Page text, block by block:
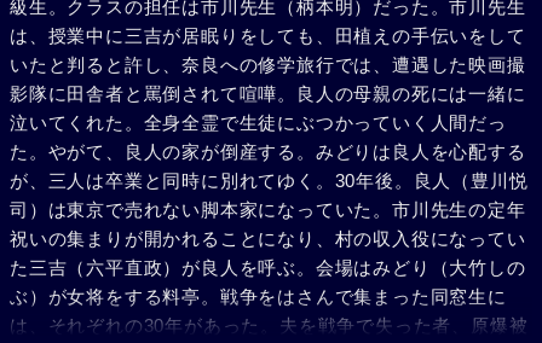
級生。クラスの担任は市川先生（柄本明）だった。市川先生
は、授業中に三吉が居眠りをしても、田植えの手伝いをして
いたと判ると許し、奈良への修学旅行では、遭遇した映画撮
影隊に田舎者と罵倒されて喧嘩。良人の母親の死には一緒に
泣いてくれた。全身全霊で生徒にぶつかっていく人間だっ
た。やがて、良人の家が倒産する。みどりは良人を心配する
が、三人は卒業と同時に別れてゆく。30年後。良人（豊川悦
司）は東京で売れない脚本家になっていた。市川先生の定年
祝いの集まりが開かれることになり、村の収入役になってい
た三吉（六平直政）が良人を呼ぶ。会場はみどり（大竹しの
ぶ）が女将をする料亭。戦争をはさんで集まった同窓生に
は、それぞれの30年があった。夫を戦争で失った者、原爆被